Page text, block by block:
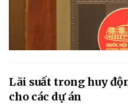
Lãi suất trong huy
cho các dự án